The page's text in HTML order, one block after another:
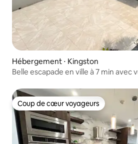
Hébergement ⋅ Kingston
Belle escapade en ville à 7 min avec
Coup de cœur voyageurs
Coup de cœur voyageurs